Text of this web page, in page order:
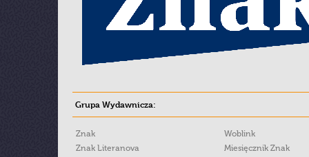
Grupa Wydawnicza:
Znak
Znak Literanova
Woblink
Miesięcznik Znak